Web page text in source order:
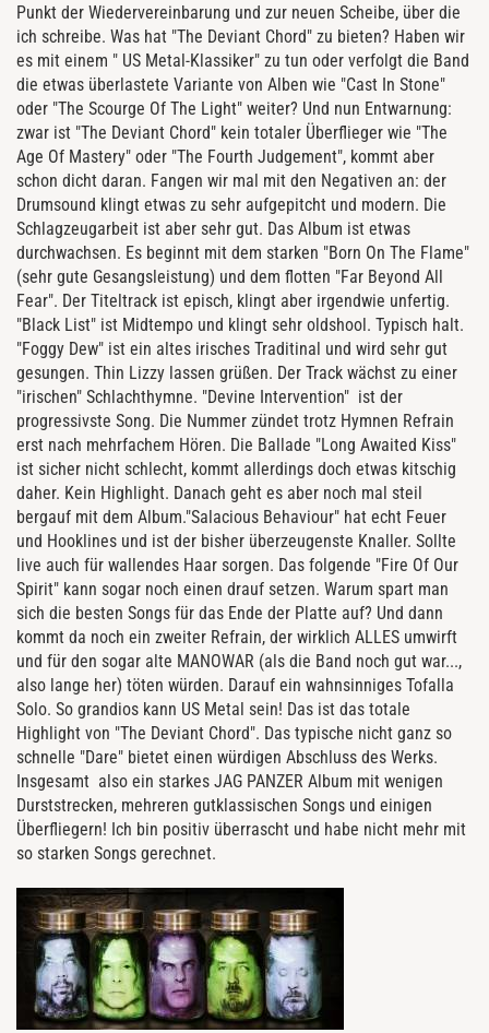
Punkt der Wiedervereinbarung und zur neuen Scheibe, über die
ich schreibe. Was hat "The Deviant Chord" zu bieten? Haben wir
es mit einem " US Metal-Klassiker" zu tun oder verfolgt die Band
die etwas überlastete Variante von Alben wie "Cast In Stone"
oder "The Scourge Of The Light" weiter? Und nun Entwarnung:
zwar ist "The Deviant Chord" kein totaler Überflieger wie "The
Age Of Mastery" oder "The Fourth Judgement", kommt aber
schon dicht daran. Fangen wir mal mit den Negativen an: der
Drumsound klingt etwas zu sehr aufgepitcht und modern. Die
Schlagzeugarbeit ist aber sehr gut. Das Album ist etwas
durchwachsen. Es beginnt mit dem starken "Born On The Flame"
(sehr gute Gesangsleistung) und dem flotten "Far Beyond All
Fear". Der Titeltrack ist episch, klingt aber irgendwie unfertig.
"Black List" ist Midtempo und klingt sehr oldshool. Typisch halt.
"Foggy Dew" ist ein altes irisches Traditinal und wird sehr gut
gesungen. Thin Lizzy lassen grüßen. Der Track wächst zu einer
"irischen" Schlachthymne. "Devine Intervention" ist der
progressivste Song. Die Nummer zündet trotz Hymnen Refrain
erst nach mehrfachem Hören. Die Ballade "Long Awaited Kiss"
ist sicher nicht schlecht, kommt allerdings doch etwas kitschig
daher. Kein Highlight. Danach geht es aber noch mal steil
bergauf mit dem Album."Salacious Behaviour" hat echt Feuer
und Hooklines und ist der bisher überzeugenste Knaller. Sollte
live auch für wallendes Haar sorgen. Das folgende "Fire Of Our
Spirit" kann sogar noch einen drauf setzen. Warum spart man
sich die besten Songs für das Ende der Platte auf? Und dann
kommt da noch ein zweiter Refrain, der wirklich ALLES umwirft
und für den sogar alte MANOWAR (als die Band noch gut war...,
also lange her) töten würden. Darauf ein wahnsinniges Tofalla
Solo. So grandios kann US Metal sein! Das ist das totale
Highlight von "The Deviant Chord". Das typische nicht ganz so
schnelle "Dare" bietet einen würdigen Abschluss des Werks.
Insgesamt also ein starkes JAG PANZER Album mit wenigen
Durststrecken, mehreren gutklassischen Songs und einigen
Überfliegern! Ich bin positiv überrascht und habe nicht mehr mit
so starken Songs gerechnet.